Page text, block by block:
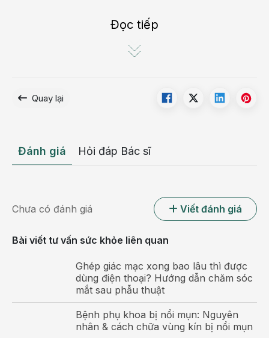
Hiện nay có 2 phương pháp phẫu thuật đại tràng là mổ
mở và mổ nội soi. Tuy nhiên kỹ thuật mổ nội soi được
Xâm lấn tối thiểu, giúp bệnh nhân ít đau đớn cả trong
Hình ảnh nội soi rõ nét, không bị hạn chế tầm nhìn,
Vết sẹo mổ nhỏ, đảm bảo thẩm mỹ cho người bệnh và
hạn chế tối đa nguy cơ nhiễm trùng ở vết mổ;
Hồi phục nhanh sau mổ giúp bệnh nhân nhanh chóng
trở lại cuộc sống bình thường.
Đọc tiếp
Quay lại
Đánh giá Hỏi đáp Bác sĩ
Chưa có đánh giá Viết đánh giá
Bài viết tư vấn sức khỏe liên quan
Ghép giác mạc xong bao lâu thì được
dùng điện thoại? Hướng dẫn chăm sóc
mắt sau phẫu thuật
Bệnh phụ khoa bị nổi mụn: Nguyên
nhân & cách chữa vùng kín bị nổi mụn